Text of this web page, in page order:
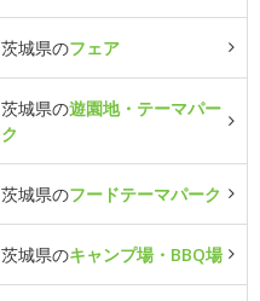
茨城県のフェア
茨城県の遊園地・テーマパー
ク
茨城県のフードテーマパーク
茨城県のキャンプ場・BBQ場